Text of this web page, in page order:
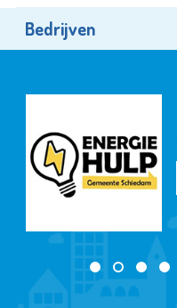
Bedrijven